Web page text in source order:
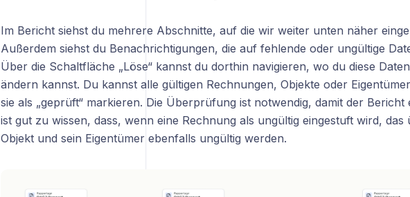
Im Bericht siehst du mehrere Abschnitte, auf die wir weiter unten näher
Außerdem siehst du Benachrichtigungen, die auf fehlende oder ungültige
Über die Schaltfläche „Löse“ kannst du dorthin navigieren, wo du diese
ändern kannst. Du kannst alle gültigen Rechnungen, Objekte oder
sie als „geprüft“ markieren. Die Überprüfung ist notwendig, damit der Bericht
ist gut zu wissen, dass, wenn eine Rechnung als ungültig eingestuft wird, das
Objekt und sein Eigentümer ebenfalls ungültig werden.